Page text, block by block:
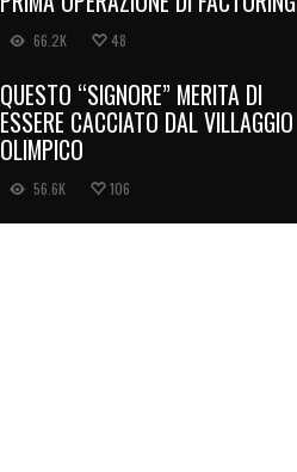
66.2K 48
QUESTO “SIGNORE” MERITA DI
ESSERE CACCIATO DAL VILLAGGIO
OLIMPICO
56.6K 106